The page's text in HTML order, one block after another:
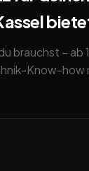
brauchst – ab
Know-how